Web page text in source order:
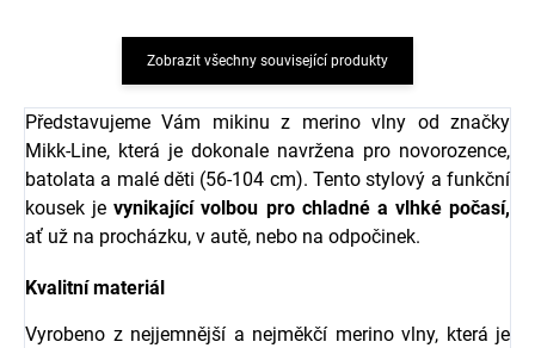
Zobrazit všechny související produkty
Představujeme Vám mikinu z merino vlny od značky
Mikk-Line, která je dokonale navržena pro novorozence,
batolata a malé děti (56-104 cm). Tento stylový a funkční
kousek jevynikající volbou pro chladné a vlhké počasí,
ať už na procházku, v autě, nebo na odpočinek.
Kvalitní materiál
Vyrobeno z nejjemnější a nejměkčí merino vlny, která je